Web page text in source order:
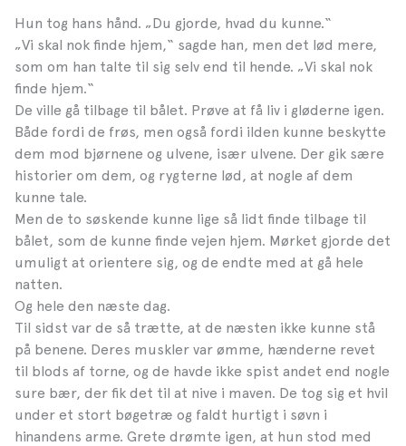
Hun tog hans hånd. „Du gjorde, hvad du kunne.“
„Vi skal nok finde hjem,“ sagde han, men det lød mere,
som om han talte til sig selv end til hende. „Vi skal nok
finde hjem.“
De ville gå tilbage til bålet. Prøve at få liv i gløderne igen.
Både fordi de frøs, men også fordi ilden kunne beskytte
dem mod bjørnene og ulvene, især ulvene. Der gik sære
historier om dem, og rygterne lød, at nogle af dem
kunne tale.
Men de to søskende kunne lige så lidt finde tilbage til
bålet, som de kunne finde vejen hjem. Mørket gjorde det
umuligt at orientere sig, og de endte med at gå hele
natten.
Og hele den næste dag.
Til sidst var de så trætte, at de næsten ikke kunne stå
på benene. Deres muskler var ømme, hænderne revet
til blods af torne, og de havde ikke spist andet end nogle
sure bær, der fik det til at nive i maven. De tog sig et hvil
under et stort bøgetræ og faldt hurtigt i søvn i
hinandens arme. Grete drømte igen, at hun stod med